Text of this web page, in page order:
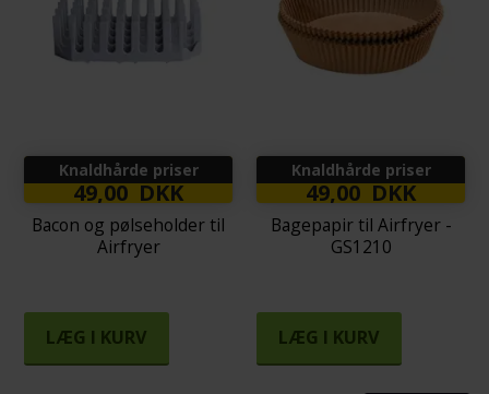
Knaldhårde priser
49,00 DKK
Bacon og pølseholder til
Airfryer
LÆG I KURV
Knaldhårde priser
49,00 DKK
Bagepapir til Airfryer -
GS1210
LÆG I KURV